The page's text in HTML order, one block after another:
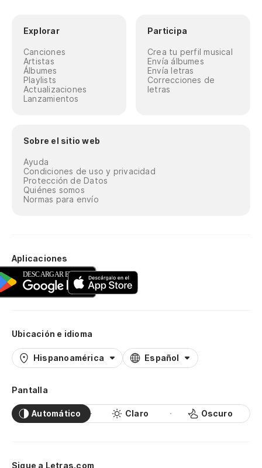
Explorar
Canciones
Artistas
Álbumes
Playlists
Actualizaciones
Lanzamientos
Participa
Crea tu perfil musical
Envía álbumes
Envía letras
Correcciones de
letras
Sobre el sitio web
Ayuda
Condiciones de uso y privacidad
Protección de Datos
Quiénes somos
Normas para envío
Aplicaciones
Ubicación e idioma
Hispanoamérica Español
Pantalla
Automático Claro Oscuro
Sigue a Letras.com